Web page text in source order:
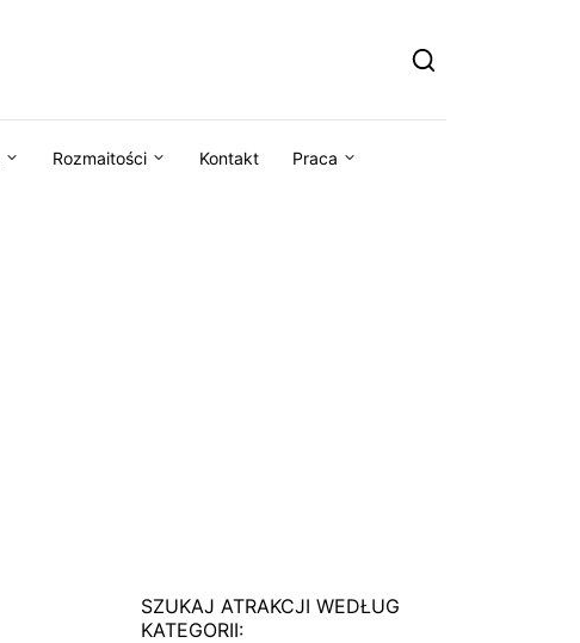
Rozmaitości Kontakt Praca
SZUKAJ ATRAKCJI WEDŁUG
KATEGORII: